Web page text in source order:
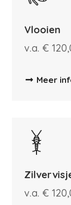
Vlooien
v.a. €
Meer
v.a. €